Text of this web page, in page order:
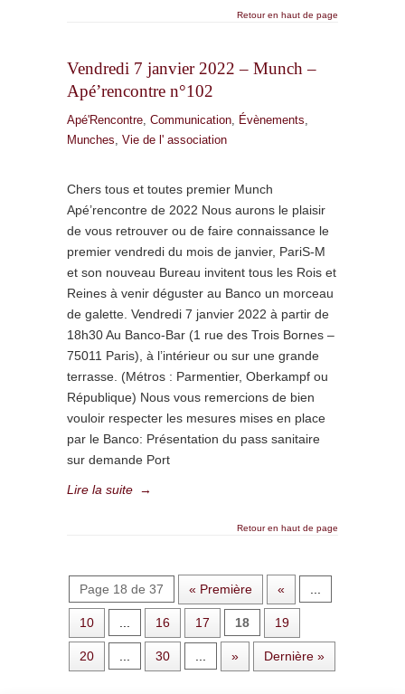
Retour en haut de page
Vendredi 7 janvier 2022 – Munch –
Apé’rencontre n°102
Apé'Rencontre, Communication, Évènements,
Munches, Vie de l' association
Chers tous et toutes premier Munch
Apé’rencontre de 2022 Nous aurons le plaisir
de vous retrouver ou de faire connaissance le
premier vendredi du mois de janvier, PariS-M
et son nouveau Bureau invitent tous les Rois et
Reines à venir déguster au Banco un morceau
de galette. Vendredi 7 janvier 2022 à partir de
18h30 Au Banco-Bar (1 rue des Trois Bornes –
75011 Paris), à l’intérieur ou sur une grande
terrasse. (Métros : Parmentier, Oberkampf ou
République) Nous vous remercions de bien
vouloir respecter les mesures mises en place
par le Banco: Présentation du pass sanitaire
sur demande Port
Lire la suite →
Retour en haut de page
Page 18 de 37 « Première «
10 16 17 18 19
20 30 » Dernière »